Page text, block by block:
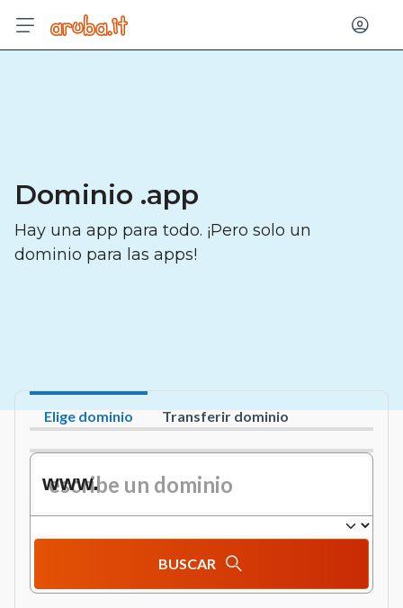
Entrar
Dominio .app
Hay una app para todo. ¡Pero solo un
dominio para las apps!
Elige dominio Transferir dominio
www.
BUSCAR